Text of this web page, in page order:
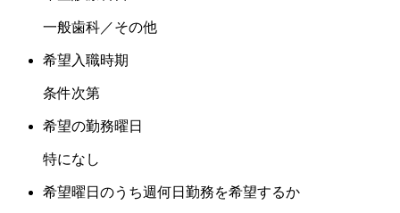
一般歯科／その他
希望入職時期
条件次第
希望の勤務曜日
特になし
希望曜日のうち週何日勤務を希望するか